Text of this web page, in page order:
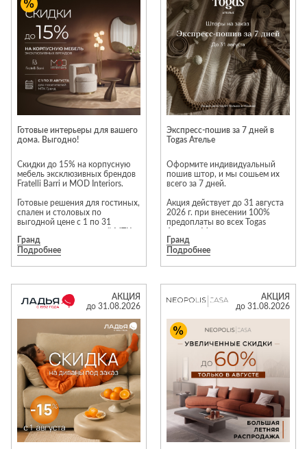
Приставные
столики
Сервировочные
столики
Туалетные
столики
Все стулья
Стулья
Табуреты
Двери
Входные двери
мебель
Детские кровати
Детские
матрасы
Комоды и
тумбы
павильоны,
зонты
Грили и очаги
Диваны
Кресла и
шезлонги
ресторанов и
Столы
Сантехника
Душ
каналы и трапы
Душевые
ограждения и
поддоны
Радиаторы
Раковины
Системы
Торшеры
Уличный свет
Товары для
дома
Ароматы для
дома и
косметика
Бытовая химия
Вешалки
Гладильные
доски
Сушилки
Текстиль
Товары для
ванной комнаты
Хранение и
порядок
Готовые интерьеры для вашего
дома. Выгодно!
Скидки до 15% на корпусную
мебель эксклюзивных брендов
Fratelli Barri и MOD Interiors.
Готовые решения для гостиных,
спален и столовых по
выгодной цене с 1 по 31
«Гранд».
Гранд
Подробнее
Экспресс-пошив за 7 дней в
Togas Ателье
Оформите индивидуальный
пошив штор, и мы сошьем их
всего за 7 дней.
Акция действует до 31 августа
2026 г. при внесении 100%
предоплаты во всех Togas
В предложении участвует
распространяется на прямые
полотна тюлей и штор.
Срок реализации заказа — 7
рабочих дней. В указанный
срок оказываются услуги
только по пошиву изделий.
Предложение суммируется с
привилегиями по программе
лояльности.
Подробную информацию вы
можете получить в Togas
Ателье на 1 этаже
Гранд
Подробнее
АКЦИЯ
до 31.08.2026
АКЦИЯ
до 31.08.2026